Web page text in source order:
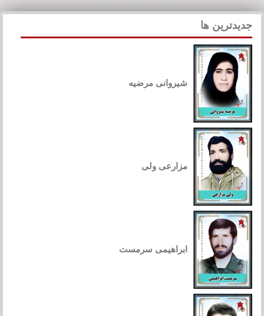
جدیدترین ها
شیروانی مرضیه
مزارعی ولی
ابراهیمی سرمست